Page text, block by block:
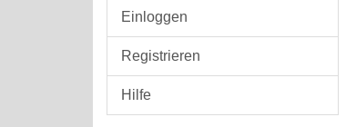
Einloggen
Registrieren
Hilfe